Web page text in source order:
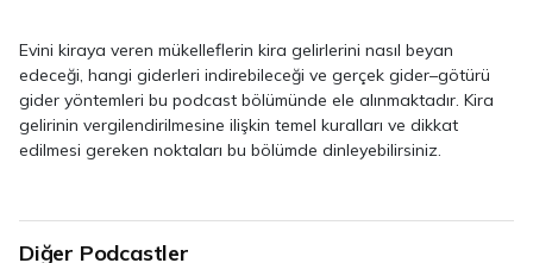
Evini kiraya veren mükelleflerin kira gelirlerini nasıl beyan
edeceği, hangi giderleri indirebileceği ve gerçek gider–götürü
gider yöntemleri bu podcast bölümünde ele alınmaktadır. Kira
gelirinin vergilendirilmesine ilişkin temel kuralları ve dikkat
edilmesi gereken noktaları bu bölümde dinleyebilirsiniz.
Diğer Podcastler